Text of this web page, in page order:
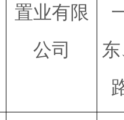
置业有限
公司